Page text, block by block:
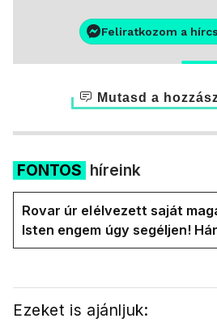
Feliratkozom a
Mutasd a
FONTOS híreink
Rovar úr elélvezett saját
Isten engem úgy segéljen!
hónapja vagyok
Ezeket is ajánljuk: